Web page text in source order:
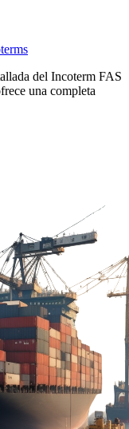
del Incoterm FAS
una completa